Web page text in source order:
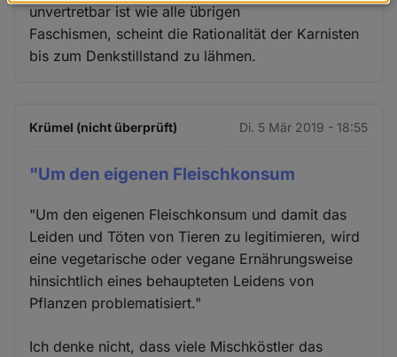
unvertretbar ist wie alle übrigen
Faschismen, scheint die Rationalität der Karnisten
bis zum Denkstillstand zu lähmen.
Krümel (nicht überprüft) Di. 5 Mär 2019 - 18:55
"Um den eigenen Fleischkonsum
"Um den eigenen Fleischkonsum und damit das
Leiden und Töten von Tieren zu legitimieren, wird
eine vegetarische oder vegane Ernährungsweise
hinsichtlich eines behaupteten Leidens von
Pflanzen problematisiert."
Ich denke nicht, dass viele Mischköstler das
Daten
und
Cookies